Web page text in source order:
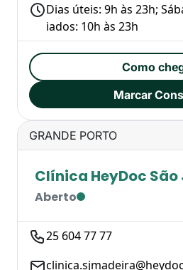
Dias úteis: 9h às 23h;
iados: 10h às 23h
Como
Marcar
GRANDE PORTO
Clínica HeyDoc
Aberto
25 604 77 77